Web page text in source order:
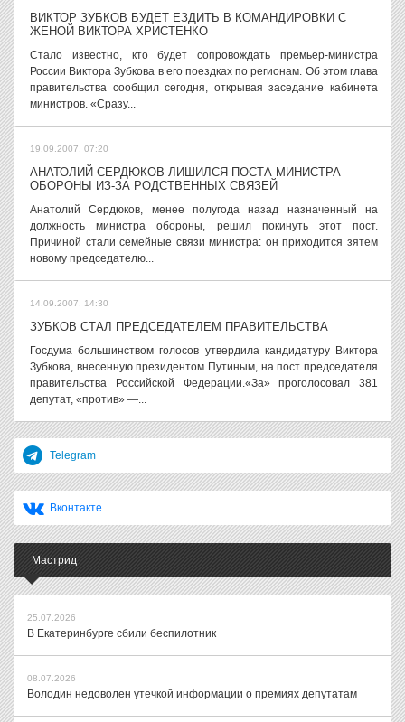
ВИКТОР ЗУБКОВ БУДЕТ ЕЗДИТЬ В КОМАНДИРОВКИ С
ЖЕНОЙ ВИКТОРА ХРИСТЕНКО
Стало известно, кто будет сопровождать премьер-министра
России Виктора Зубкова в его поездках по регионам. Об этом глава
правительства сообщил сегодня, открывая заседание кабинета
министров. «Сразу...
19.09.2007, 07:20
АНАТОЛИЙ СЕРДЮКОВ ЛИШИЛСЯ ПОСТА МИНИСТРА
ОБОРОНЫ ИЗ-ЗА РОДСТВЕННЫХ СВЯЗЕЙ
Анатолий Сердюков, менее полугода назад назначенный на
должность министра обороны, решил покинуть этот пост.
Причиной стали семейные связи министра: он приходится зятем
новому председателю...
14.09.2007, 14:30
ЗУБКОВ СТАЛ ПРЕДСЕДАТЕЛЕМ ПРАВИТЕЛЬСТВА
Госдума большинством голосов утвердила кандидатуру Виктора
Зубкова, внесенную президентом Путиным, на пост председателя
правительства Российской Федерации.«За» проголосовал 381
депутат, «против» —...
Telegram
Вконтакте
Мастрид
25.07.2026
В Екатеринбурге сбили беспилотник
08.07.2026
Володин недоволен утечкой информации о премиях депутатам